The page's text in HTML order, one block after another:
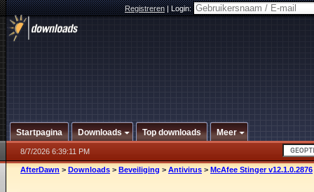
Registreren|Login:
Startpagina Downloads Top downloads Meer
8/7/2026 6:39:11 PM
AfterDawn > Downloads > Beveiliging > Antivirus > McAfee Stinger v12.1.0.2876